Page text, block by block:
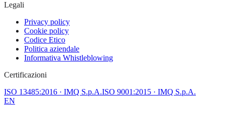
Legali
Privacy policy
Cookie policy
Codice Etico
Politica aziendale
Informativa Whistleblowing
Certificazioni
ISO 13485:2016 · IMQ S.p.A.ISO 9001:2015 · IMQ S.p.A.
EN